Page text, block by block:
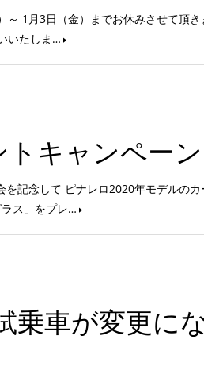
1月3日（金）までお休みさせて頂き
いたしま…
キャンペーン
記念して ピナレロ2020年モデルの
ス」をプレ…
乗車が変更に